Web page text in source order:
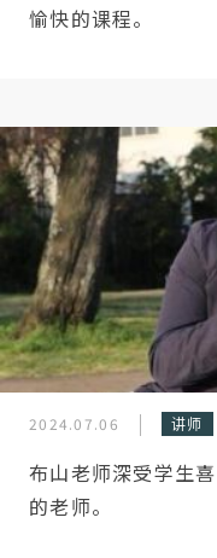
愉快的课程。
2024.07.06 讲师
布山老师深受学生
的老师。